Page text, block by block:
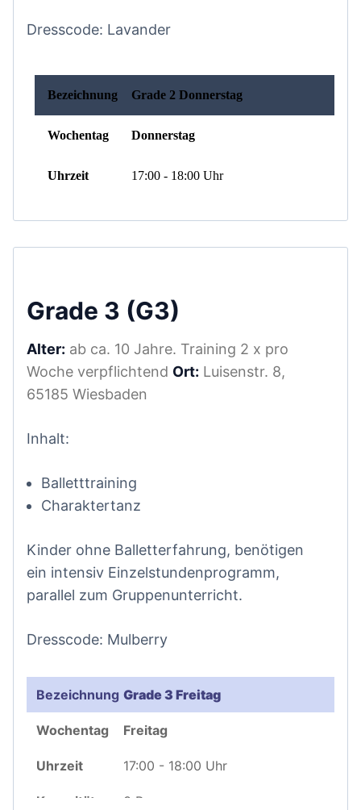
Dresscode: Lavander
Grade 3 (G3)
Alter: ab ca. 10 Jahre. Training 2 x pro
Woche verpflichtend Ort: Luisenstr. 8,
65185 Wiesbaden
Inhalt:
Balletttraining
Charaktertanz
Kinder ohne Balletterfahrung, benötigen
ein intensiv Einzelstundenprogramm,
parallel zum Gruppenunterricht.
Dresscode: Mulberry